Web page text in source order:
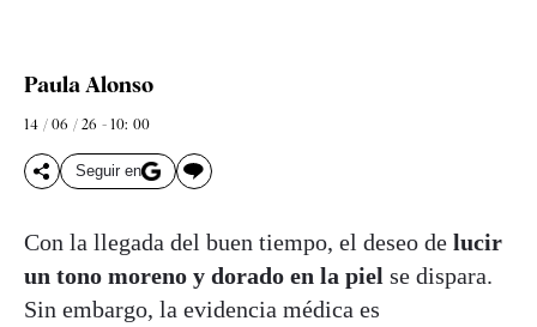
Paula Alonso
14 / 06 / 26 - 10: 00
Seguir en
Con la llegada del buen tiempo, el deseo de lucir
un tono moreno y dorado en la piel se dispara.
Sin embargo, la evidencia médica es